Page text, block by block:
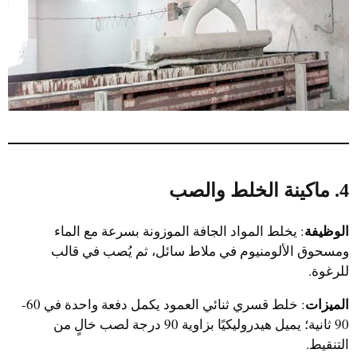
4. ماكينة الخلط والصب
الوظيفة: يخلط المواد الجافة الموزونة بسرعة مع الماء
ومسحوق الألومنيوم في ملاط سائل، ثم يُصب في قالب
للرغوة.
الميزات
: خلط قسري ثنائي العمود يكمل دفعة واحدة في 60-
90 ثانية؛ يميل هيدروليكيًا بزاوية 90 درجة لصب خالٍ من
التنقيط.